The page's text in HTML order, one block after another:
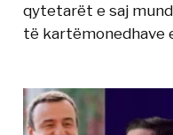
qytetarët e saj
të kartëmonedhave